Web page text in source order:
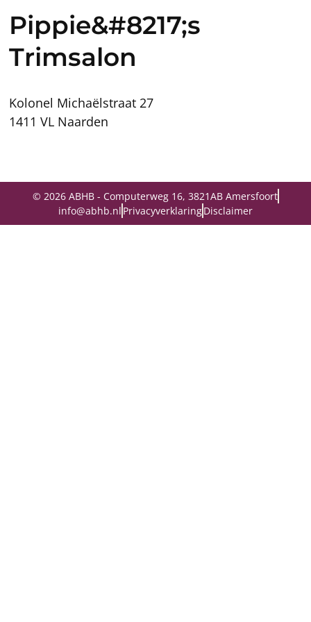
Pippie&#8217;s
Trimsalon
Kolonel Michaëlstraat 27
1411 VL Naarden
© 2026 ABHB - Computerweg 16, 3821AB Amersfoort
info@abhb.nl PrivacyverklaringDisclaimer